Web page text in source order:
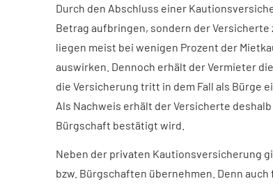
Durch den Abschluss einer
Betrag aufbringen, sondern der
liegen meist bei wenigen Prozent der
auswirken. Dennoch erhält der Vermieter
die Versicherung tritt in dem Fall als Bürge
Als Nachweis erhält der Versicherte
Bürgschaft bestätigt wird.
Neben der privaten Kautionsversicherung
bzw. Bürgschaften übernehmen. Denn